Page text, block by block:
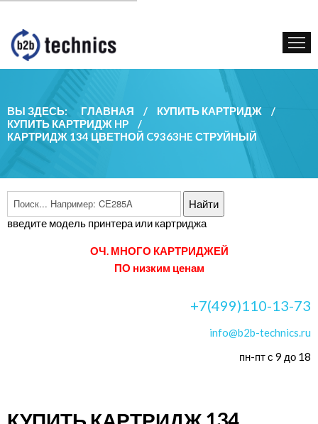
КУПИТЬ КАРТРИДЖ
ГОС. УЧРЕЖДЕНИЯМ
КОНТАКТЫ
ВЫ ЗДЕСЬ: ГЛАВНАЯ / КУПИТЬ КАРТРИДЖ
/
КУПИТЬ КАРТРИДЖ HP
/
КАРТРИДЖ 134 ЦВЕТНОЙ C9363HE СТРУЙНЫЙ
введите модель принтера или картриджа
ОЧ. МНОГО КАРТРИДЖЕЙ
ПО низким ценам
+7(499)110-13-73
info@b2b-technics.ru
пн-пт с 9 до 18